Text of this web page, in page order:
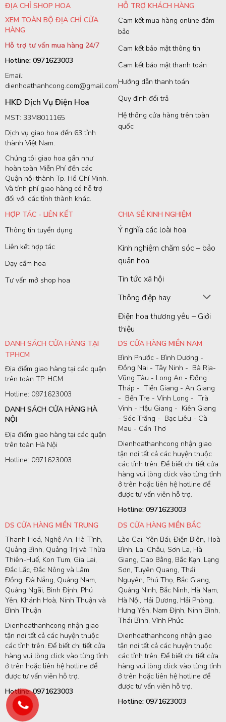
ĐỊA CHỈ SHOP HOA
XEM TOÀN BỘ ĐỊA CHỈ CỬA
HÀNG
Hỗ trợ tư vấn mua hàng 24/7
Hotline: 0971623003
Email:
dienhoathanhcong.com@gmail.com
HKD Dịch Vụ Điện Hoa
MST: 33M8011165
Dịch vụ giao hoa đến 63 tỉnh
thành Việt Nam.
Chúng tôi giao hoa gần như
hoàn toàn Miễn Phí đến các
Quận nội thành Tp. Hồ Chí Minh.
Và tính phí giao hàng có hỗ trợ
đối với các tỉnh thành khác.
HỖ TRỢ KHÁCH HÀNG
Cam kết mua hàng online đảm
bảo
Cam kết bảo mật thông tin
Cam kết bảo mật thanh toán
Hướng dẫn thanh toán
Quy định đổi trả
Hệ thống cửa hàng trên toàn
quốc
HỢP TÁC - LIÊN KẾT
Thông tin tuyển dụng
Liên kết hợp tác
Dạy cắm hoa
Tư vấn mở shop hoa
CHIA SẺ KINH NGHIỆM
Ý nghĩa các loài hoa
Kinh nghiệm chăm sóc – bảo
quản hoa
Tin tức xã hội
Thông điệp hay
Điện hoa thương yêu – Giới
thiệu
DANH SÁCH CỬA HÀNG TẠI
TPHCM
Địa điểm giao hàng tại các quận
trên toàn TP. HCM
Hotline: 0971623003
DANH SÁCH CỬA HÀNG HÀ
NỘI
Địa điểm giao hàng tại các quận
trên toàn Hà Nội
Hotline: 0971623003
DS CỬA HÀNG MIỀN NAM
Bình Phước - Bình Dương -
Đồng Nai - Tây Ninh - Bà Rịa-
Vũng Tàu - Long An - Đồng
Tháp - Tiền Giang - An Giang
- Bến Tre - Vĩnh Long - Trà
Vinh - Hậu Giang - Kiên Giang
- Sóc Trăng - Bạc Liêu - Cà
Mau - Cần Thơ
Dienhoathanhcong nhận giao
tận nơi tất cả các huyện thuộc
các tỉnh trên. Để biết chi tiết cửa
hàng vui lòng click vào từng tỉnh
ở trên hoặc liên hệ hotline để
được tư vấn viên hỗ trợ.
Hotline: 0971623003
DS CỬA HÀNG MIỀN TRUNG
Thanh Hoá, Nghệ An, Hà Tĩnh,
Quảng Bình, Quảng Trị và Thừa
Thiên-Huế, Kon Tum, Gia Lai,
Đắc Lắc, Đắc Nông và Lâm
Đồng, Đà Nẵng, Quảng Nam,
Quảng Ngãi, Bình Định, Phú
Yên, Khánh Hoà, Ninh Thuận và
Bình Thuận
Dienhoathanhcong nhận giao
tận nơi tất cả các huyện thuộc
các tỉnh trên. Để biết chi tiết cửa
hàng vui lòng click vào từng tỉnh
ở trên hoặc liên hệ hotline để
được tư vấn viên hỗ trợ.
Hotline: 0971623003
DS CỬA HÀNG MIỀN BẮC
Lào Cai, Yên Bái, Điện Biên, Hoà
Bình, Lai Châu, Sơn La, Hà
Giang, Cao Bằng, Bắc Kạn, Lạng
Sơn, Tuyên Quang, Thái
Nguyên, Phú Thọ, Bắc Giang,
Quảng Ninh, Bắc Ninh, Hà Nam,
Hà Nội, Hải Dương, Hải Phòng,
Hưng Yên, Nam Định, Ninh Bình,
Thái Bình, Vĩnh Phúc
Dienhoathanhcong nhận giao
tận nơi tất cả các huyện thuộc
các tỉnh trên. Để biết chi tiết cửa
hàng vui lòng click vào từng tỉnh
ở trên hoặc liên hệ hotline để
được tư vấn viên hỗ trợ.
Hotline: 0971623003